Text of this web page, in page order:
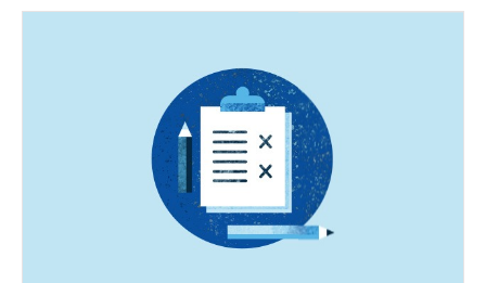
Отменить «псевдовыборы» в Мосгордуму
и провести новое голосованиеИлья Яшин
попросил главу ЦИК сложить